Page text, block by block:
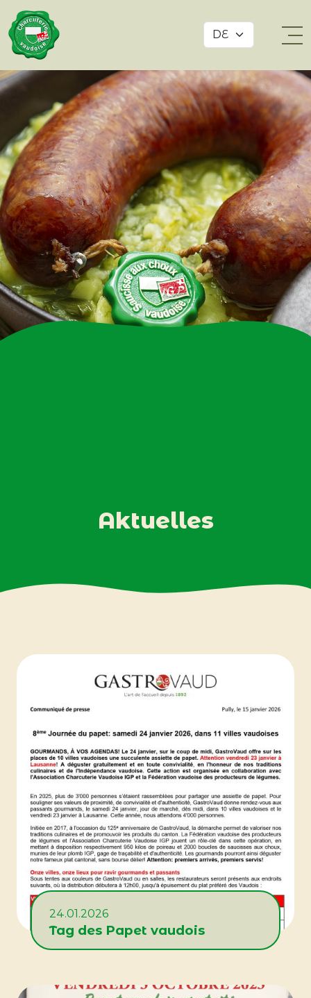
Aktuelles
24.01.2026
Tag des Papet vaudois